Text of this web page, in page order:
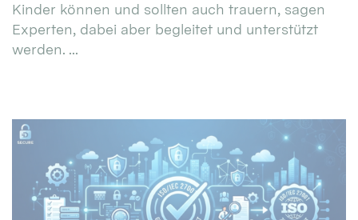
Kinder können und sollten auch trauern, sagen
Experten, dabei aber begleitet und unterstützt
werden. ...